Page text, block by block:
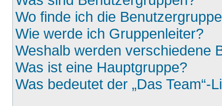
Wo finde ich die
Wie werde ich Gruppenleiter?
Weshalb werden verschiedene
Was ist eine Hauptgruppe?
Was bedeutet der „Das Team“-